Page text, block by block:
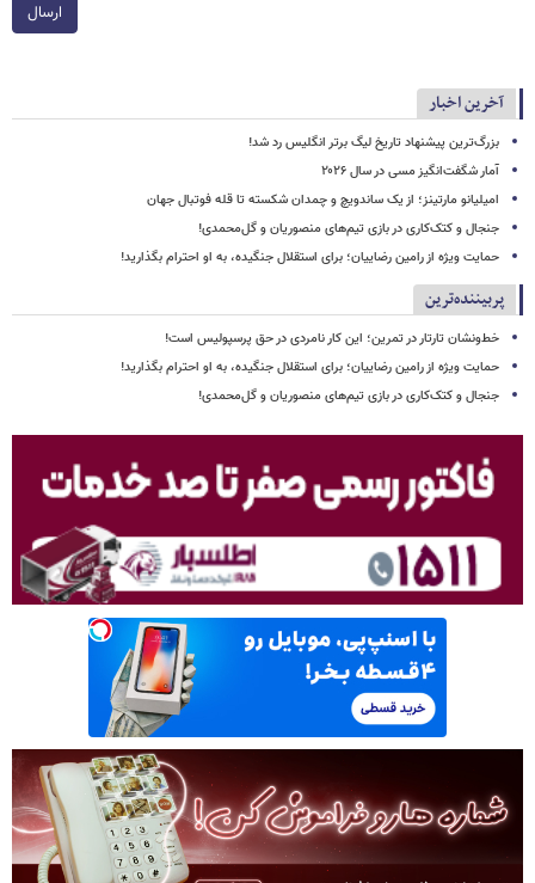
ارسال
آخرین اخبار
بزرگ‌ترین پیشنهاد تاریخ لیگ برتر انگلیس رد شد!
آمار شگفت‌انگیز مسی در سال ۲۰۲۶
امیلیانو مارتینز؛ از یک ساندویچ و چمدان شکسته تا قله فوتبال جهان
جنجال و کتک‌کاری در بازی تیم‌های منصوریان و گل‌محمدی!
حمایت ویژه از رامین رضاییان؛ برای استقلال جنگیده، به او احترام بگذارید!
پربیننده‌ترین
خط‌ونشان تارتار در تمرین؛ این کار نامردی در حق پرسپولیس است!
حمایت ویژه از رامین رضاییان؛ برای استقلال جنگیده، به او احترام بگذارید!
جنجال و کتک‌کاری در بازی تیم‌های منصوریان و گل‌محمدی!